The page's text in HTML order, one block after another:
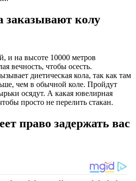
заказывают колу
и на высоте 10000 метров
вечность, чтобы осесть.
диетическая кола, так как там
чем в обычной коле. Пройдут
осядут. А какая ювелирная
просто не перелить стакан.
право задержать вас